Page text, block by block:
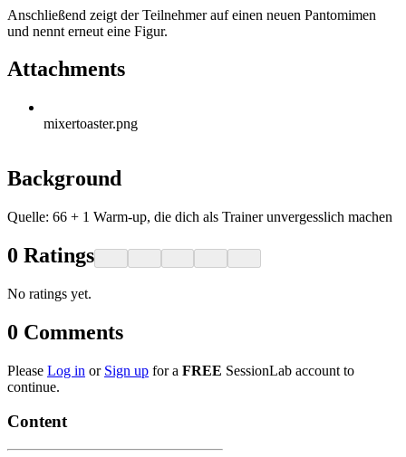
Anschließend zeigt der Teilnehmer auf einen neuen Pantomimen
und nennt erneut eine Figur.
Attachments
mixertoaster.png
Background
Quelle: 66 + 1 Warm-up, die dich als Trainer unvergesslich machen
0 Ratings
No ratings yet.
0 Comments
Please Log in or Sign up for a FREE SessionLab account to
continue.
Content